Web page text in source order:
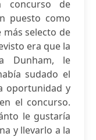
concurso de
puesto como
selecto de
era que la
Dunham, le
sudado el
oportunidad y
el concurso.
le gustaría
y llevarlo a la